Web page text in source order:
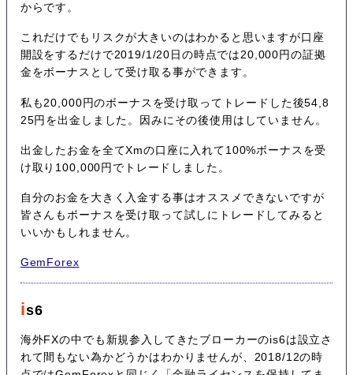
からです。
これだけでもリスクが大きいのはわかると思いますが口座
開設をするだけで2019/1/20日の時点では20,000円の証拠
金をボーナスとして受け取る事ができます。
私も20,000円のボーナスを受け取ってトレードした後54,8
25円を出金しました。因みにその後使用はしていません。
出金したお金を全てXmの口座に入れて100%ボーナスを受
け取り100,000円でトレードしました。
自分のお金を大きく入金する事はオススメできないですが
皆さんもボーナスを受け取って試しにトレードしてみると
いいかもしれません。
GemForex
is6
海外FXの中でも新規参入してきたブローカーのis6は設立さ
れて間もない為かどうかはわかりませんが、2018/12の時